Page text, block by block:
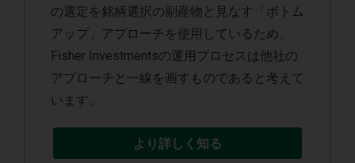
の選定を銘柄選択の副産物と見なす「ボトム
アップ」アプローチを使用しているため、
Fisher Investmentsの運用プロセスは他社の
アプローチと一線を画すものであると考えて
います。
より詳しく知る